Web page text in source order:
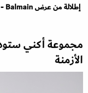
إطلالة من عرض Balmain - الصورة من Launchmetrics/Spotlight ©
الأزمنة